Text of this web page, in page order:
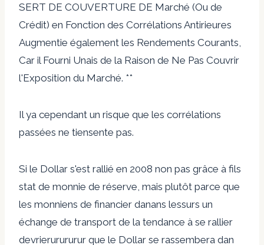
SERT DE COUVERTURE DE Marché (Ou de
Crédit) en Fonction des Corrélations Antirieures
Augmentie également les Rendements Courants,
Car il Fourni Unais de la Raison de Ne Pas Couvrir
l'Exposition du Marché. **
Il ya cependant un risque que les corrélations
passées ne tiensente pas.
Si le Dollar s'est rallié en 2008 non pas grâce à fils
stat de monnie de réserve, mais plutôt parce que
les monniens de financier danans lessurs un
échange de transport de la tendance à se rallier
devrierurururur que le Dollar se rassembera dan